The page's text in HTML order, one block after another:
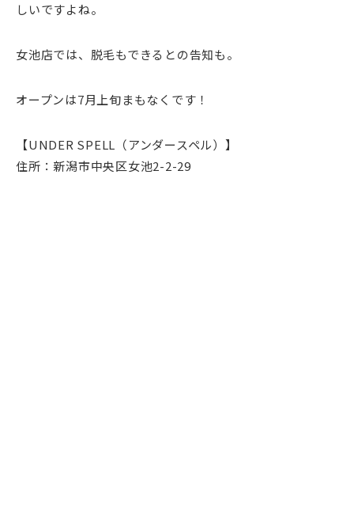
しいですよね。
女池店では、脱毛もできるとの告知も。
オープンは7月上旬まもなくです！
【UNDER SPELL（アンダースペル）】
住所：新潟市中央区女池2-2-29